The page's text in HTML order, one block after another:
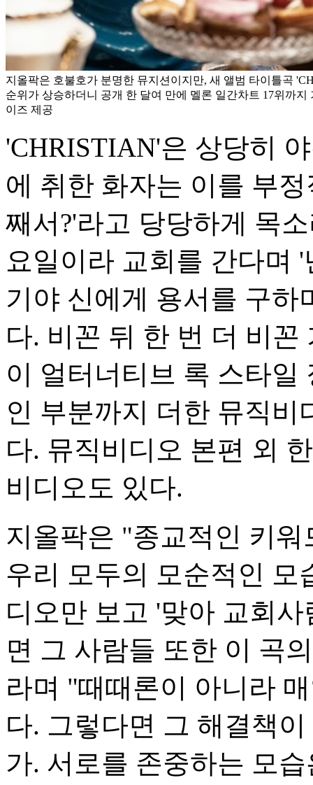
지올팍은 호불호가 분명한 뮤지션이지만, 새 앨범 타이틀곡
순위가 상승하더니 공개 한 달여 만에 멜론 일간차트 17위까지
이즈 제공
'CHRISTIAN'은 상당히
에 취한 화자는 이를 부
째서?'라고 당당하게 목
요일이라 교회를 간다며
기야 신에게 용서를 구하
다. 비꼰 뒤 한 번 더 비
이 얼터너티브 록 스타일
인 부분까지 더한 뮤직
다. 뮤직비디오 본편 외
비디오도 있다.
지올팍은 "종교적인 키
우리 모두의 모순적인 모
디오만 보고 '맞아 교회
면 그 사람들 또한 이 곡
라며 "때때론이 아니라
다. 그렇다면 그 해결책
가. 서로를 존중하는 모